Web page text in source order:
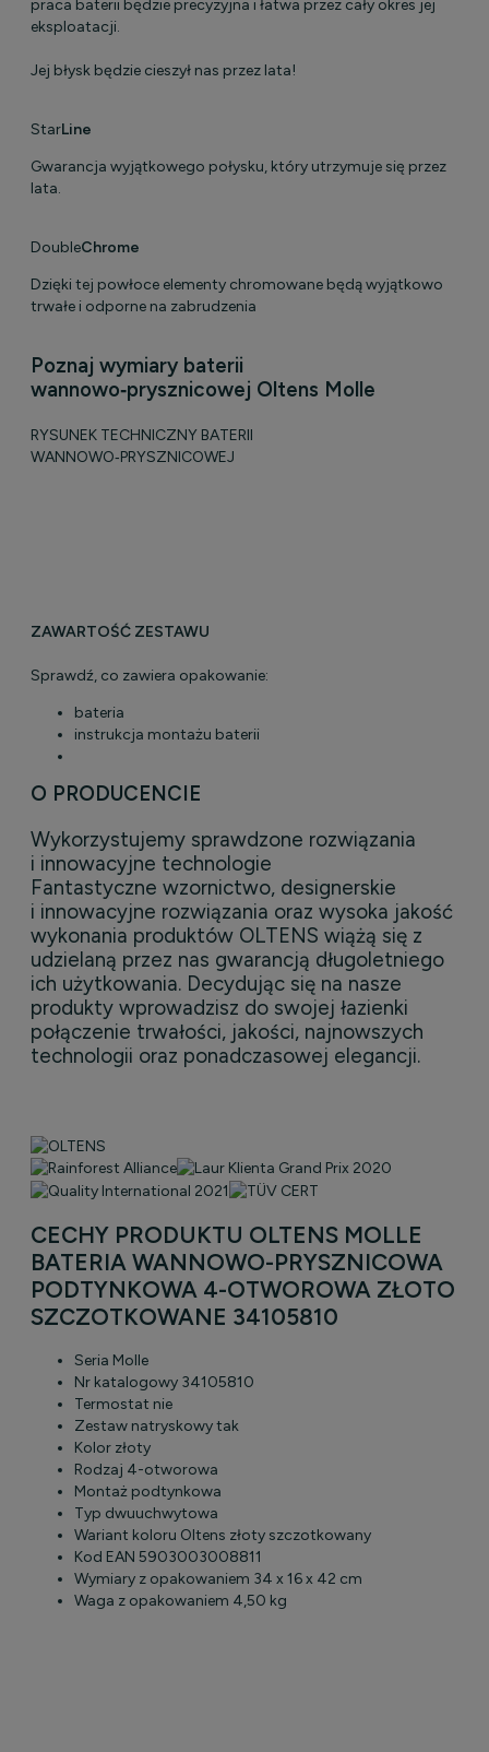
praca baterii będzie precyzyjna i łatwa przez cały okres jej
eksploatacji.
Jej błysk będzie cieszył nas przez lata!
StarLine
Gwarancja wyjątkowego połysku, który utrzymuje się przez
lata.
DoubleChrome
Dzięki tej powłoce elementy chromowane będą wyjątkowo
trwałe i odporne na zabrudzenia
Poznaj wymiary baterii
wannowo‑prysznicowej Oltens Molle
RYSUNEK TECHNICZNY BATERII
WANNOWO‑PRYSZNICOWEJ
ZAWARTOŚĆ ZESTAWU
Sprawdź, co zawiera opakowanie:
bateria
instrukcja montażu baterii
O PRODUCENCIE
Wykorzystujemy sprawdzone rozwiązania
i innowacyjne technologie
Fantastyczne wzornictwo, designerskie
i innowacyjne rozwiązania oraz wysoka jakość
wykonania produktów OLTENS wiążą się z
udzielaną przez nas gwarancją długoletniego
ich użytkowania. Decydując się na nasze
produkty wprowadzisz do swojej łazienki
połączenie trwałości, jakości, najnowszych
technologii oraz ponadczasowej elegancji.
CECHY PRODUKTU OLTENS MOLLE
BATERIA WANNOWO-PRYSZNICOWA
PODTYNKOWA 4-OTWOROWA ZŁOTO
SZCZOTKOWANE 34105810
Seria Molle
Nr katalogowy 34105810
Termostat nie
Zestaw natryskowytak
Kolor złoty
Rodzaj 4-otworowa
Montaż podtynkowa
Typ dwuuchwytowa
Wariant koloru Oltens złoty szczotkowany
Kod EAN 5903003008811
Wymiary z opakowaniem 34 x 16 x 42 cm
Waga z opakowaniem 4,50 kg